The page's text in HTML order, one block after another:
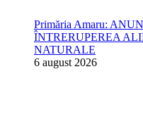
Primăria Amaru:
ÎNTRERUPEREA
NATURALE
6 august 2026